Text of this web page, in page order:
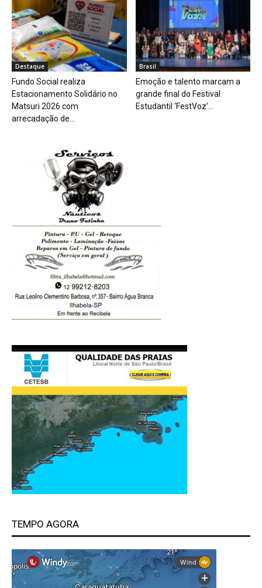
Destaque
Fundo Social realiza
Estacionamento Solidário no
Matsuri 2026 com
arrecadação de...
Brasil
Emoção e talento marcam a
grande final do Festival
Estudantil ‘FestVoz’...
TEMPO AGORA